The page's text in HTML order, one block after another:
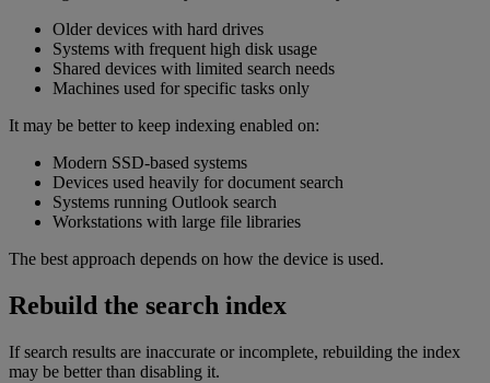
Older devices with hard drives
Systems with frequent high disk usage
Shared devices with limited search needs
Machines used for specific tasks only
It may be better to keep indexing enabled on:
Modern SSD-based systems
Devices used heavily for document search
Systems running Outlook search
Workstations with large file libraries
The best approach depends on how the device is used.
Rebuild the search index
If search results are inaccurate or incomplete, rebuilding the index
may be better than disabling it.